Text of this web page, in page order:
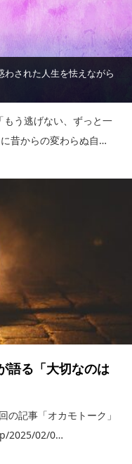
わされた人生を怯えながら
う逃げない、ずっと一
昔からの変わらぬ自…
語る「大切なのは
の記事「オカモトーク」
2025/02/0…